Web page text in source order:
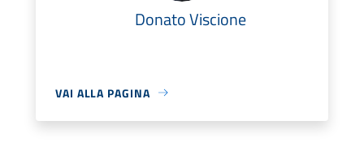
Donato Viscione
VAI ALLA PAGINA